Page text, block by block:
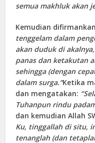
semua makhluk akan
Kemudian
tenggelam dalam
akan duduk di
panas dan ketakutan
sehingga (dengan
dalam surga.”Ketika
dan mengatakan:
Tuhanpun rindu
dan kemudian Allah
Ku, tinggallah di situ,
tenanglah (dan